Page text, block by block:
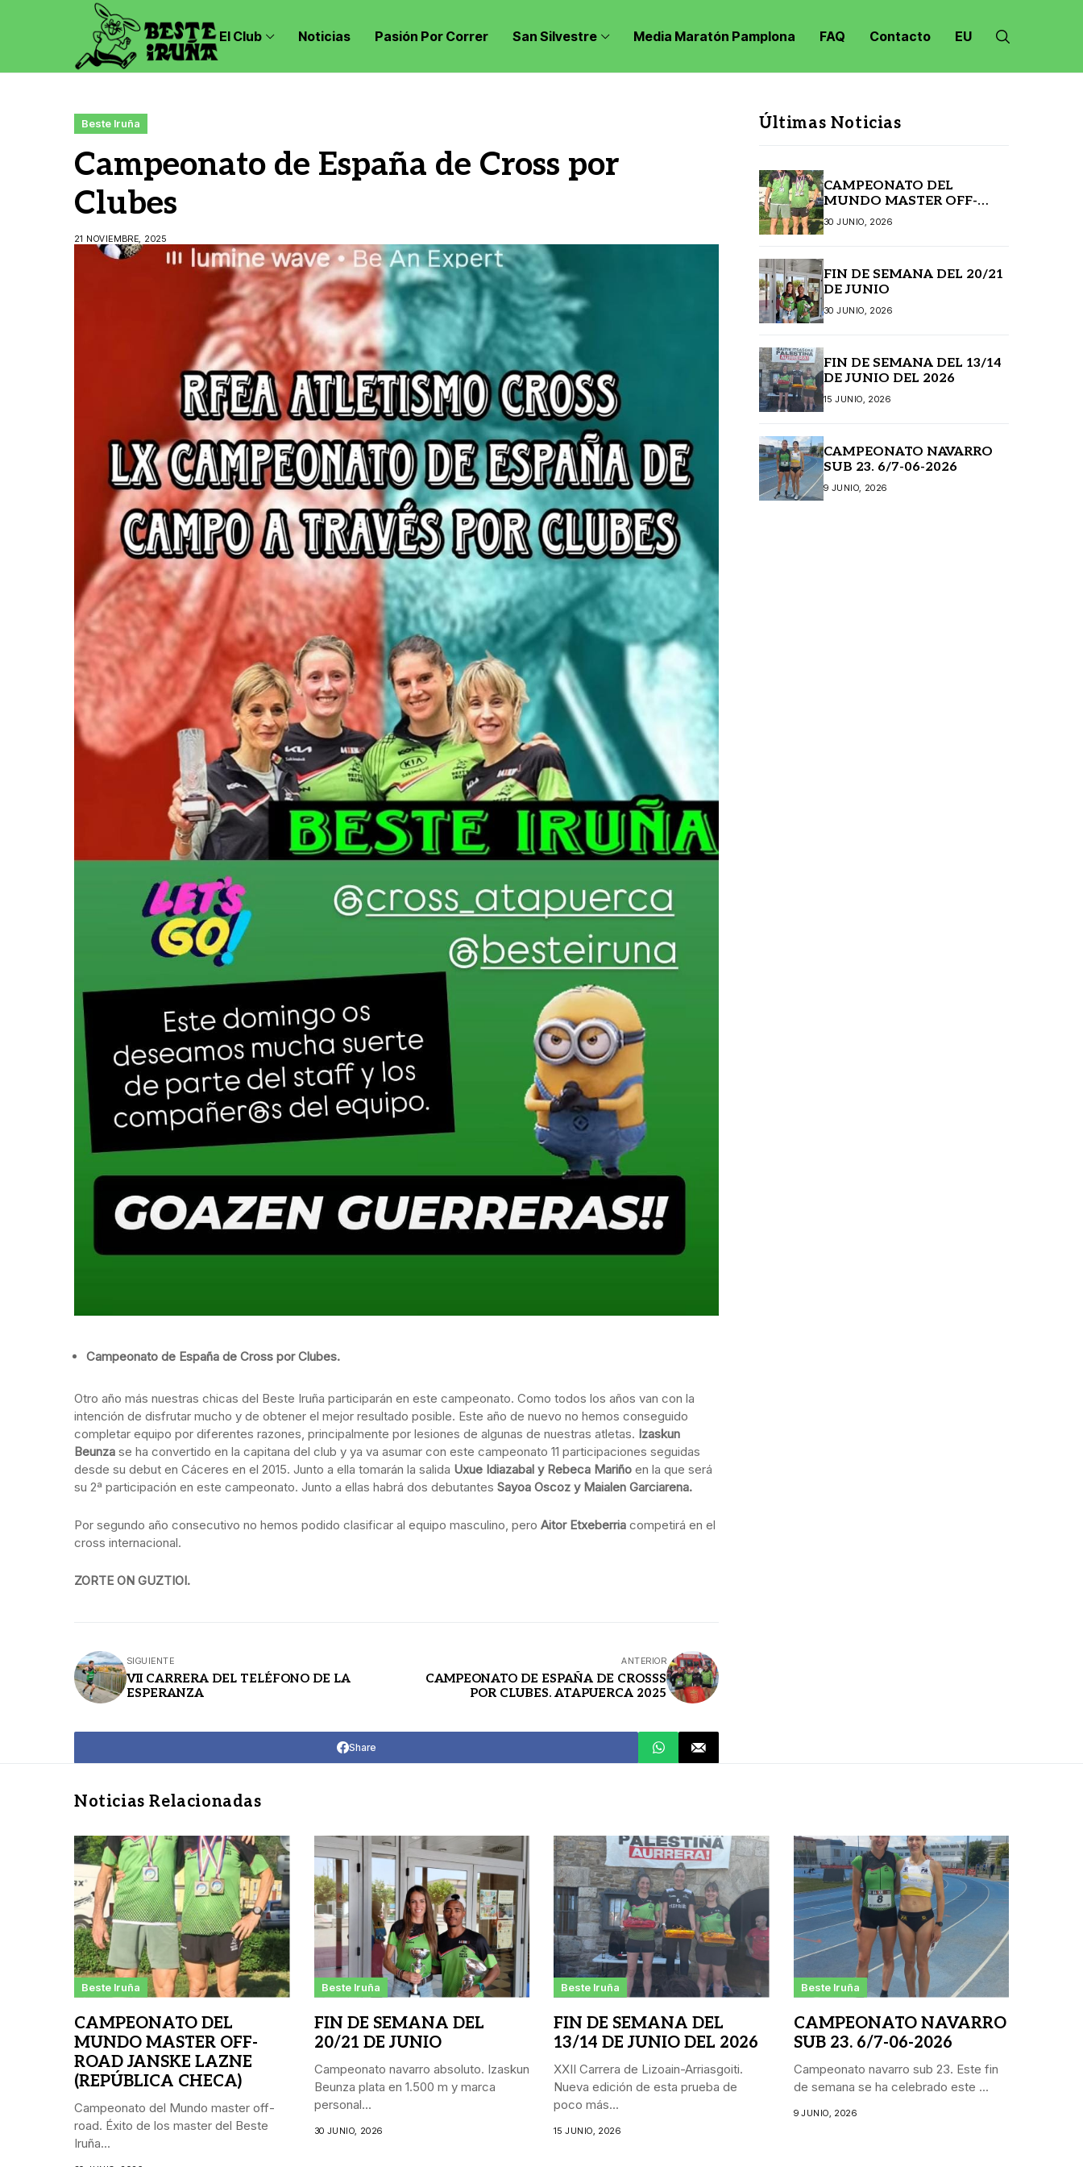
El Club Noticias Pasión Por Correr San Silvestre Media Maratón Pamplona FAQ Contacto EU
Beste Iruña
Campeonato de España de Cross por
Clubes
21 NOVIEMBRE, 2025
Campeonato de España de Cross por Clubes.
Otro año más nuestras chicas del Beste Iruña participarán en este campeonato. Como todos los años van con la
intención de disfrutar mucho y de obtener el mejor resultado posible. Este año de nuevo no hemos conseguido
completar equipo por diferentes razones, principalmente por lesiones de algunas de nuestras atletas. Izaskun
Beunza se ha convertido en la capitana del club y ya va asumar con este campeonato 11 participaciones seguidas
desde su debut en Cáceres en el 2015. Junto a ella tomarán la salida Uxue Idiazabal y Rebeca Mariño en la que será
su 2ª participación en este campeonato. Junto a ellas habrá dos debutantes Sayoa Oscoz y Maialen Garciarena.
Por segundo año consecutivo no hemos podido clasificar al equipo masculino, pero Aitor Etxeberria competirá en el
cross internacional.
ZORTE ON GUZTIOI.
SIGUIENTE
VII CARRERA DEL TELÉFONO DE LA
ESPERANZA
ANTERIOR
CAMPEONATO DE ESPAÑA DE CROSSS
POR CLUBES. ATAPUERCA 2025
Share
Últimas Noticias
CAMPEONATO DEL
MUNDO MASTER OFF-
ROAD JANSKE LAZNE
(REPÚBLICA CHECA)
30 JUNIO, 2026
FIN DE SEMANA DEL 20/21
DE JUNIO
30 JUNIO, 2026
FIN DE SEMANA DEL 13/14
DE JUNIO DEL 2026
15 JUNIO, 2026
CAMPEONATO NAVARRO
SUB 23. 6/7-06-2026
9 JUNIO, 2026
Noticias Relacionadas
Beste Iruña
CAMPEONATO DEL
MUNDO MASTER OFF-
ROAD JANSKE LAZNE
(REPÚBLICA CHECA)
Campeonato del Mundo master off-
road. Éxito de los master del Beste
Iruña...
Beste Iruña
FIN DE SEMANA DEL
20/21 DE JUNIO
Campeonato navarro absoluto. Izaskun
Beunza plata en 1.500 m y marca
personal...
30 JUNIO, 2026
Beste Iruña
FIN DE SEMANA DEL
13/14 DE JUNIO DEL 2026
XXII Carrera de Lizoain-Arriasgoiti.
Nueva edición de esta prueba de
poco más...
15 JUNIO, 2026
Beste Iruña
CAMPEONATO NAVARRO
SUB 23. 6/7-06-2026
Campeonato navarro sub 23. Este fin
de semana se ha celebrado este ...
9 JUNIO, 2026